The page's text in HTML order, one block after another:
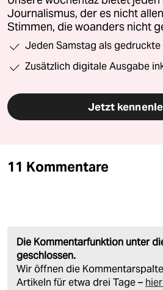
Journalismus, der es nicht
Stimmen, die woanders nicht
Jeden Samstag als gedruckte
Zusätzlich digitale Ausgabe
Jetzt
11 Kommentare
Die Kommentarfunktion unter
geschlossen.
Wir öffnen die
Artikeln für etwa drei Tage –